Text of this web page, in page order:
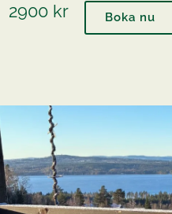
2900 kr Boka nu